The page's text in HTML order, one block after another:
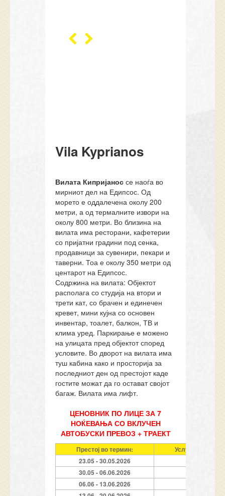
Vila Kyprianos
Вилата Кипријанос се наоѓа во
мирниот дел на Едипсос. Од
морето е оддалечена околу 200
метри, а од термалните извори на
околу 800 метри. Во близина на
вилата има ресторани, кафетерии
со пријатни градини под сенка,
продавници за сувенири, пекари и
таверни. Тоа е околу 350 метри од
центарот на Едипсос.
Содржина на вилата: Објектот
располага со студија на втори и
трети кат, со брачен и единечен
кревет, мини кујна со основен
инвентар, тоалет, балкон, ТВ и
клима уред. Паркирање е можено
на улицата пред објектот според
условите. Во дворот на вилата има
туш кабина како и просторија за
последниот ден од престојот каде
гостите можат да го остават својот
багаж. Вилата има лифт.
ЦЕНОВНИК ПО ЛИЦЕ ЗА 7
НОЌЕВАЊА СО ВКЛУЧЕН
АВТОБУСКИ ПРЕВОЗ + ТРАЕКТ
Престој во термин:
Услуга
23.05 - 30.05.2026
30.05 - 06.06.2026
06.06 - 13.06.2026